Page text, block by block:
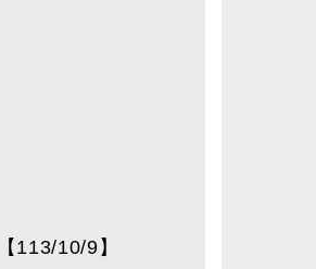
【113/10/9】